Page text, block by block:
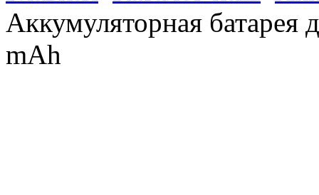
Аккумуляторная батарея
mAh